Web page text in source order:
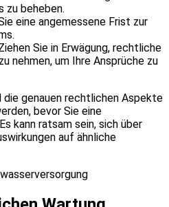
zu beheben.
eine angemessene Frist zur
Sie in Erwägung, rechtliche
nehmen, um Ihre Ansprüche zu
die genauen rechtlichen Aspekte
bevor Sie eine
kann ratsam sein, sich über
auf ähnliche